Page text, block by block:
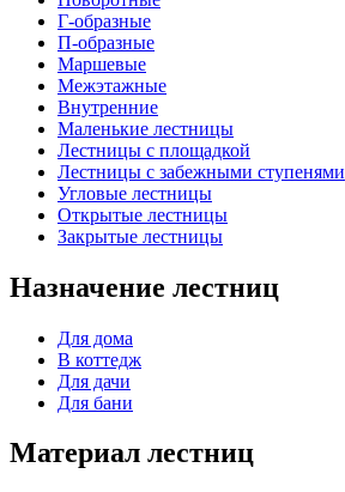
Г-образные
П-образные
Маршевые
Межэтажные
Внутренние
Маленькие лестницы
Лестницы с площадкой
Лестницы с забежными ступенями
Угловые лестницы
Открытые лестницы
Закрытые лестницы
Назначение лестниц
Для дома
В коттедж
Для дачи
Для бани
Материал лестниц